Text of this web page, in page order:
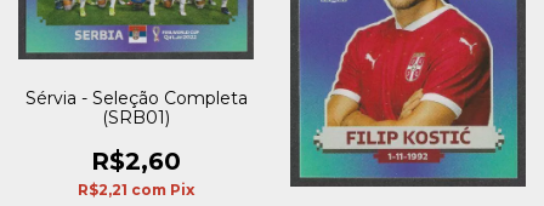
Sérvia - Seleção Completa
(SRB01)
R$2,60
R$2,21 com Pix